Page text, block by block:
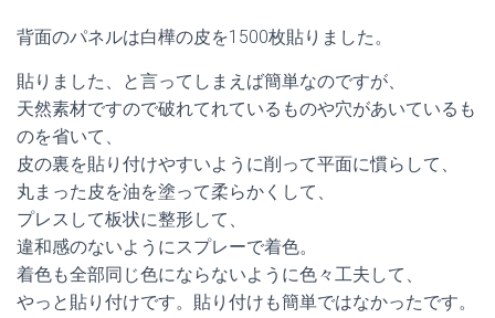
背面のパネルは白樺の皮を1500枚貼りました。
貼りました、と言ってしまえば簡単なのですが、
天然素材ですので破れてれているものや穴があいているも
のを省いて、
皮の裏を貼り付けやすいように削って平面に慣らして、
丸まった皮を油を塗って柔らかくして、
プレスして板状に整形して、
違和感のないようにスプレーで着色。
着色も全部同じ色にならないように色々工夫して、
やっと貼り付けです。貼り付けも簡単ではなかったです。